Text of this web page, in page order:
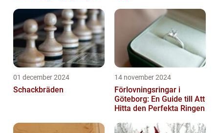
01 december 2024
Schackbräden
14 november 2024
Förlovningsringar i
Göteborg: En Guide till Att
Hitta den Perfekta Ringen